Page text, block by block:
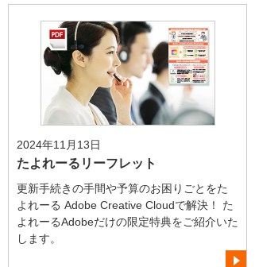
2024年11月13日
たよれーるリーフレット
更新手続きの手間や予算のお困りごとをた
よれーる Adobe Creative Cloudで解決！ た
よれーるAdobeだけの限定特典をご紹介いた
します。